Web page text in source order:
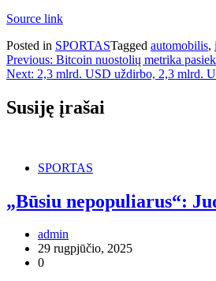
Source link
Posted in SPORTASTagged automobilis,
Navigacija
tarp
įrašų
Previous: Bitcoin nuostolių metrika
Next: 2,3 mlrd. USD uždirbo, 2,3 mlrd.
Susiję įrašai
SPORTAS
„Būsiu nepopuliarus“:
admin
29 rugpjūčio, 2025
0